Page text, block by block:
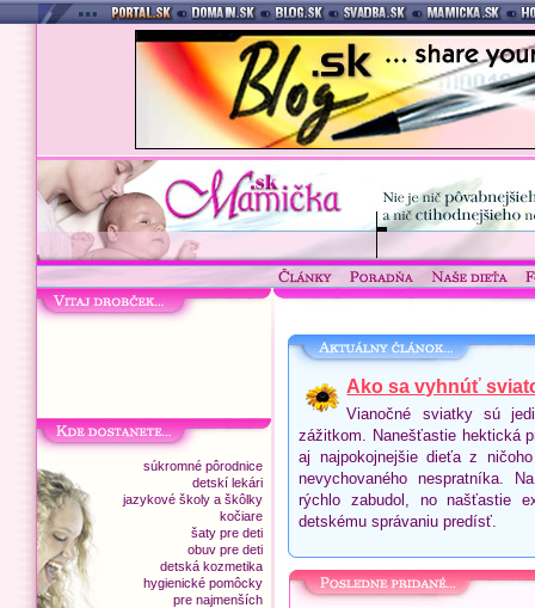
súkromné pôrodnice
detskí lekári
jazykové školy a škôlky
kočiare
šaty pre deti
obuv pre deti
detská kozmetika
hygienické pomôcky
pre najmenších
Ako sa vyhnúť
Vianočné sviatky sú
zážitkom. Nanešťastie hektická
aj najpokojnejšie dieťa z
nevychovaného nespratníka.
rýchlo zabudol, no našťastie
detskému správaniu predísť.